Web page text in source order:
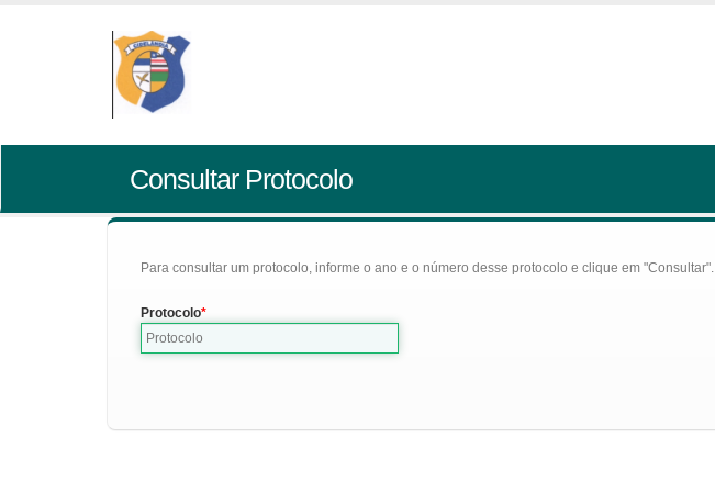
Consultar Protocolo
Para consultar um protocolo, informe o ano e o número desse protocolo e clique em "Consultar".
Protocolo